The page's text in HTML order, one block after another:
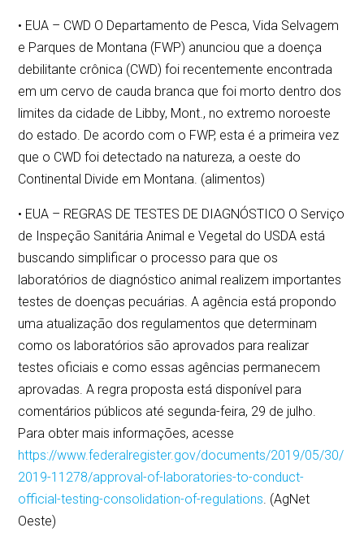
• EUA – CWD O Departamento de Pesca, Vida Selvagem
e Parques de Montana (FWP) anunciou que a doença
debilitante crônica (CWD) foi recentemente encontrada
em um cervo de cauda branca que foi morto dentro dos
limites da cidade de Libby, Mont., no extremo noroeste
do estado. De acordo com o FWP, esta é a primeira vez
que o CWD foi detectado na natureza, a oeste do
Continental Divide em Montana. (alimentos)
• EUA – REGRAS DE TESTES DE DIAGNÓSTICO O Serviço
de Inspeção Sanitária Animal e Vegetal do USDA está
buscando simplificar o processo para que os
laboratórios de diagnóstico animal realizem importantes
testes de doenças pecuárias. A agência está propondo
uma atualização dos regulamentos que determinam
como os laboratórios são aprovados para realizar
testes oficiais e como essas agências permanecem
aprovadas. A regra proposta está disponível para
comentários públicos até segunda-feira, 29 de julho.
Para obter mais informações, acesse
https://www.federalregister.gov/documents/2019/05/30/
2019-11278/approval-of-laboratories-to-conduct-
official-testing-consolidation-of-regulations. (AgNet
Oeste)